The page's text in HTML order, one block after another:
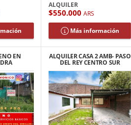
ALQUILER
$550.000ARS
Más información
EN ALQUILER CASA 2 AMB- PASO
DEL REY CENTRO SUR